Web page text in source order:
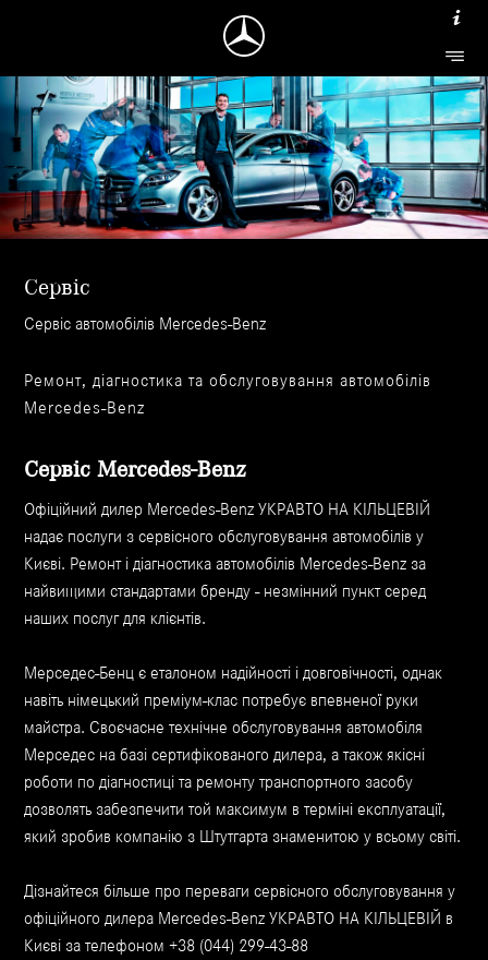
Сервіс
Сервіс автомобілів Mercedes-Benz
Ремонт, діагностика та обслуговування автомобілів
Mercedes-Benz
Cервіс Mercedes-Benz
Офіційний дилер Mercedes-Benz УКРАВТО НА КІЛЬЦЕВІЙ
надає послуги з сервісного обслуговування автомобілів у
Києві. Ремонт і діагностика автомобілів Mercedes-Benz за
найвищими стандартами бренду - незмінний пункт серед
наших послуг для клієнтів.
Мерседес-Бенц є еталоном надійності і довговічності, однак
навіть німецький преміум-клас потребує впевненої руки
майстра. Своєчасне технічне обслуговування автомобіля
Мерседес на базі сертифікованого дилера, а також якісні
роботи по діагностиці та ремонту транспортного засобу
дозволять забезпечити той максимум в терміні експлуатації,
який зробив компанію з Штутгарта знаменитою у всьому світі.
Дізнайтеся більше про переваги сервісного обслуговування у
офіційного дилера Mercedes-Benz УКРАВТО НА КІЛЬЦЕВІЙ в
Києві за телефоном +38 (044) 299-43-88